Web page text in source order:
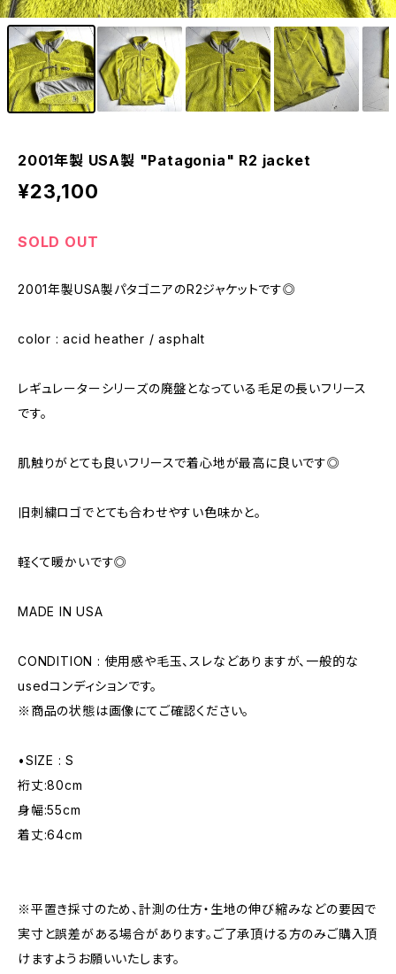
2001年製 USA製 "Patagonia" R2 jacket
¥23,100
SOLD OUT
2001年製USA製パタゴニアのR2ジャケットです◎
color : acid heather / asphalt
レギュレーターシリーズの廃盤となっている毛足の長いフリース
です。
肌触りがとても良いフリースで着心地が最高に良いです◎
旧刺繍ロゴでとても合わせやすい色味かと。
軽くて暖かいです◎
MADE IN USA
CONDITION : 使用感や毛玉、スレなどありますが、一般的な
usedコンディションです。
※商品の状態は画像にてご確認ください。
•SIZE : S
裄丈:80cm
身幅:55cm
着丈:64cm
※平置き採寸のため、計測の仕方・生地の伸び縮みなどの要因で
実寸と誤差がある場合があります。ご了承頂ける方のみご購入頂
けますようお願いいたします。